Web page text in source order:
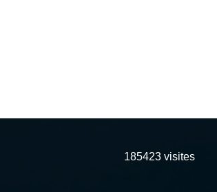
185423 visites